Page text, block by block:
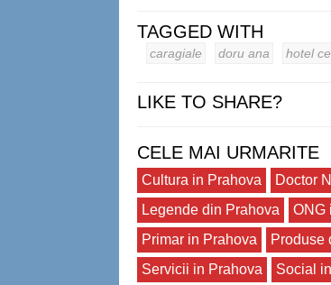
TAGGED WITH
caragiale doru ana hotel
LIKE TO SHARE?
CELE MAI URMARITE
Cultura in Prahova Doctor
Legende din Prahova
ONG
Primar in Prahova
Produse
Servicii in Prahova
Social